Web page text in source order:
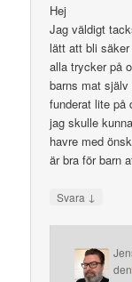
Hej
Jag väldigt
lätt att bli
alla trycker på
barns mat
funderat lite på
jag skulle
havre med
är bra för barn
Svara ↓